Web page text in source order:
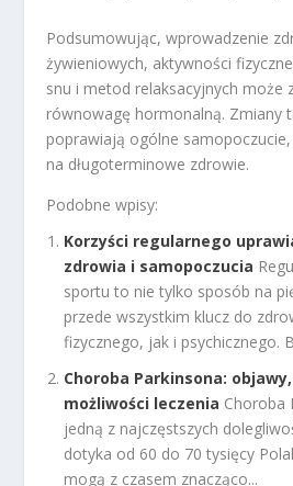
Podsumowując, wprowadzenie
żywieniowych, aktywności
snu i metod relaksacyjnych może
równowagę hormonalną. Zmiany
poprawiają ogólne
na długoterminowe zdrowie.
Podobne wpisy:
Korzyści regularnego
zdrowia i samopoczucia
sportu to nie tylko sposób na
przede wszystkim klucz do
fizycznego, jak i psychicznego.
Choroba Parkinsona:
możliwości leczenia Choroba
jedną z najczęstszych
dotyka od 60 do 70 tysięcy
mogą z czasem znacząco...